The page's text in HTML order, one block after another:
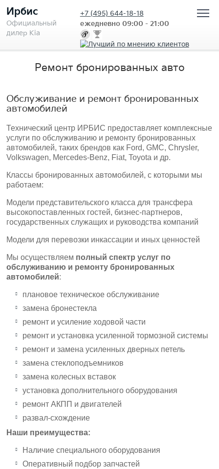
Ирбис
Официальный
дилер Kia
+7 (495) 644-18-18
ежедневно 09:00 - 21:00
Ремонт бронированных авто
Обслуживание и ремонт бронированных
автомобилей
Технический центр ИРБИС предоставляет комплексные
услуги по обслуживанию и ремонту бронированных
автомобилей, таких брендов как Ford, GMC, Chrysler,
Volkswagen, Merсedes-Benz, Fiat, Toyota и др.
Классы бронированных автомобилей, с которыми мы
работаем:
Модели представительского класса для трансфера
высокопоставленных гостей, бизнес-партнеров,
государственных служащих и руководства компаний
Модели для перевозки инкассации и иных ценностей
Мы осуществляем полный спектр услуг по
обслуживанию и ремонту бронированных
автомобилей:
плановое техническое обслуживание
замена бронестекла
ремонт и усиление ходовой части
ремонт и установка усиленной тормозной системы
ремонт и замена усиленных дверных петель
замена стеклоподъемников
замена колесных вставок
установка дополнительного оборудования
ремонт АКПП и двигателей
развал-схождение
Наши преимущества:
Наличие специального оборудования
Оперативный подбор запчастей